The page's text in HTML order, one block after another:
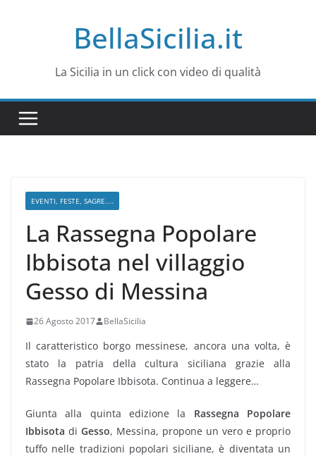
BellaSicilia.it
La Sicilia in un click con video di qualità
EVENTI, FESTE, SAGRE....
La Rassegna Popolare
Ibbisota nel villaggio
Gesso di Messina
26 Agosto 2017 BellaSicilia
Il caratteristico borgo messinese, ancora una volta, è
stato la patria della cultura siciliana grazie alla
Rassegna Popolare Ibbisota. Continua a leggere…
Giunta alla quinta edizione la Rassegna Popolare
Ibbisota di Gesso, Messina, propone un vero e proprio
tuffo nelle tradizioni popolari siciliane, è diventata un